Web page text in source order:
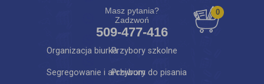
Masz pytania?
Zadzwoń
509-477-416
0
Organizacja biurkaPrzybory szkolne
Segregowanie i archiwumPrzybory do pisania